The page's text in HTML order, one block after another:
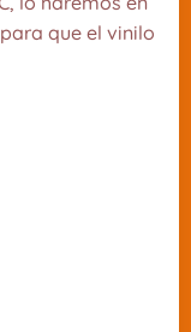
que el vinilo